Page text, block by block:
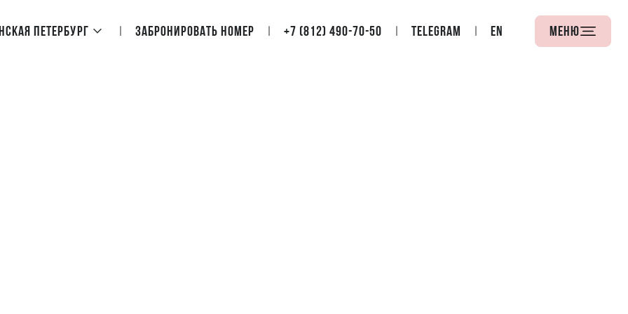
Петербург Забронировать номер +7 (812) 490-70-50 Telegram EN Меню